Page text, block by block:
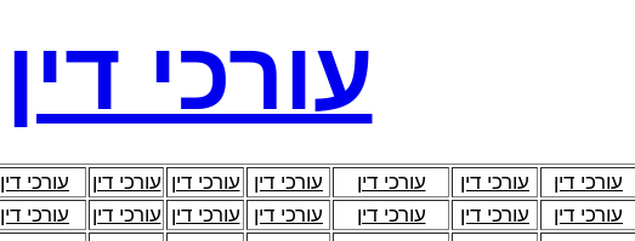
עורכי דין
עורכי דין עורכי דין עורכי דין עורכי דין עורכי דין עורכי דין
עורכי דין
עורכי דין עורכי דין עורכי דין עורכי דין עורכי דין עורכי דין
עורכי דין